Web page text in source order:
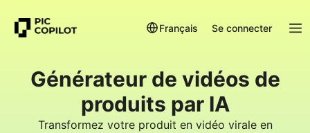
Français Se connecter
Générateur de vidéos de
produits par IA
Transformez votre produit en vidéo virale en